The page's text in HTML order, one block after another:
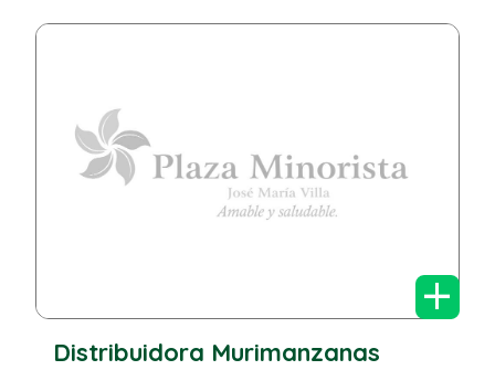
+
Distribuidora Murimanzanas